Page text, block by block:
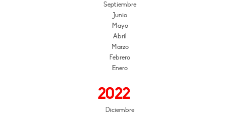
Septiembre
Junio
Mayo
Abril
Marzo
Febrero
Enero
2022
Diciembre